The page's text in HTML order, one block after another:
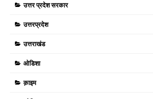
उत्तर प्रदेश सरकार
उत्तरप्रदेश
उत्तराखंड
ओडिशा
क़ाइम